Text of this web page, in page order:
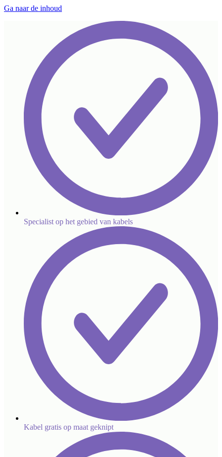
Ga naar de inhoud
Specialist op het gebied van kabels
Kabel gratis op maat geknipt